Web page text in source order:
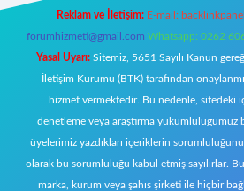
Reklam ve İletişim: E-mail:
forumhizmeti@gmail.com Whatsapp: 0262
Yasal Uyarı: Sitemiz, 5651 Sayılı Kanun
İletişim Kurumu (BTK) tarafından
hizmet vermektedir. Bu nedenle, sitedeki
denetleme veya araştırma yükümlülüğümüz
üyelerimiz yazdıkları içeriklerin
olarak bu sorumluluğu kabul etmiş sayılırlar.
marka, kurum veya şahıs şirketi ile hiçbir